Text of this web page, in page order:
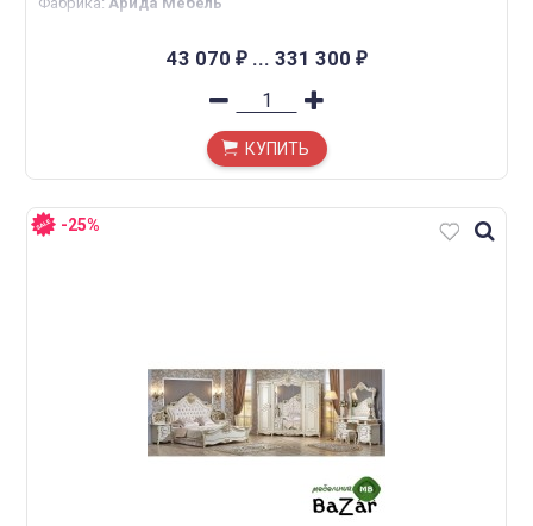
43 070 ₽... 331 300 ₽
КУПИТЬ
-25%